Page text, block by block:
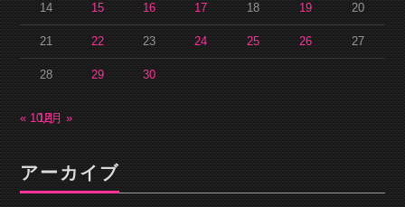
14 15 16 17 18 19 20
21 22 23 24 25 26 27
28 29 30
« 10月12月 »
アーカイブ